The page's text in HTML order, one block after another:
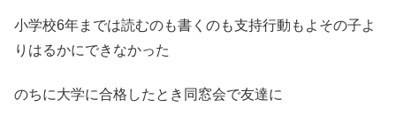
小学校6年までは読むのも書くのも支持行動もよその子よ
りはるかにできなかった
のちに大学に合格したとき同窓会で友達に